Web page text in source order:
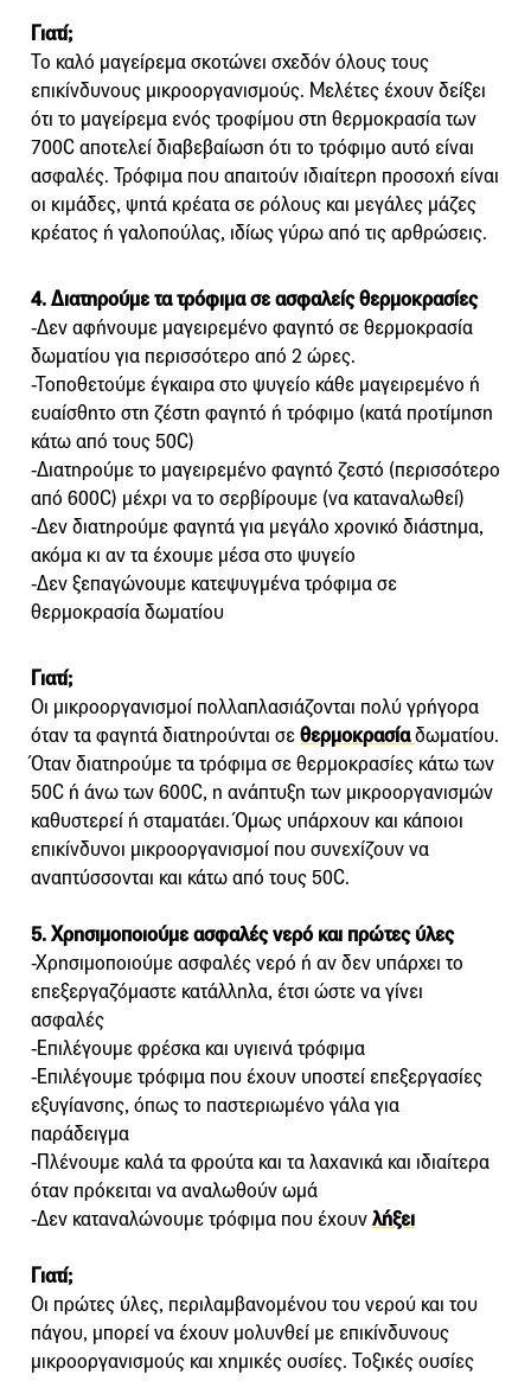
Γιατί;
Το καλό μαγείρεμα σκοτώνει σχεδόν όλους τους
επικίνδυνους μικροοργανισμούς. Μελέτες έχουν δείξει
ότι το μαγείρεμα ενός τροφίμου στη θερμοκρασία των
700C αποτελεί διαβεβαίωση ότι το τρόφιμο αυτό είναι
ασφαλές. Τρόφιμα που απαιτούν ιδιαίτερη προσοχή είναι
οι κιμάδες, ψητά κρέατα σε ρόλους και μεγάλες μάζες
κρέατος ή γαλοπούλας, ιδίως γύρω από τις αρθρώσεις.
4. Διατηρούμε τα τρόφιμα σε ασφαλείς θερμοκρασίες
-Δεν αφήνουμε μαγειρεμένο φαγητό σε θερμοκρασία
δωματίου για περισσότερο από 2 ώρες.
-Τοποθετούμε έγκαιρα στο ψυγείο κάθε μαγειρεμένο ή
ευαίσθητο στη ζέστη φαγητό ή τρόφιμο (κατά προτίμηση
κάτω από τους 50C)
-Διατηρούμε το μαγειρεμένο φαγητό ζεστό (περισσότερο
από 600C) μέχρι να το σερβίρουμε (να καταναλωθεί)
-Δεν διατηρούμε φαγητά για μεγάλο χρονικό διάστημα,
ακόμα κι αν τα έχουμε μέσα στο ψυγείο
-Δεν ξεπαγώνουμε κατεψυγμένα τρόφιμα σε
θερμοκρασία δωματίου
Γιατί;
Οι μικροοργανισμοί πολλαπλασιάζονται πολύ γρήγορα
όταν τα φαγητά διατηρούνται σεθερμοκρασίαδωματίου.
Όταν διατηρούμε τα τρόφιμα σε θερμοκρασίες κάτω των
50C ή άνω των 600C, η ανάπτυξη των μικροοργανισμών
καθυστερεί ή σταματάει. Όμως υπάρχουν και κάποιοι
επικίνδυνοι μικροοργανισμοί που συνεχίζουν να
αναπτύσσονται και κάτω από τους 50C.
5. Χρησιμοποιούμε ασφαλές νερό και πρώτες ύλες
-Χρησιμοποιούμε ασφαλές νερό ή αν δεν υπάρχει το
επεξεργαζόμαστε κατάλληλα, έτσι ώστε να γίνει
ασφαλές
-Επιλέγουμε φρέσκα και υγιεινά τρόφιμα
-Επιλέγουμε τρόφιμα που έχουν υποστεί επεξεργασίες
εξυγίανσης, όπως το παστεριωμένο γάλα για
παράδειγμα
-Πλένουμε καλά τα φρούτα και τα λαχανικά και ιδιαίτερα
όταν πρόκειται να αναλωθούν ωμά
-Δεν καταναλώνουμε τρόφιμα που έχουνλήξει
Γιατί;
Οι πρώτες ύλες, περιλαμβανομένου του νερού και του
πάγου, μπορεί να έχουν μολυνθεί με επικίνδυνους
μικροοργανισμούς και χημικές ουσίες. Τοξικές ουσίες